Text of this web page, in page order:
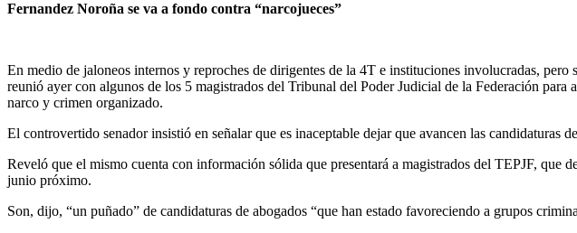
Fernandez Noroña se va a fondo contra “narcojueces”
En medio de jaloneos internos y reproches de dirigentes de la 4T e instituciones involucradas,
reunió ayer con algunos de los 5 magistrados del Tribunal del Poder Judicial de la Federación
narco y crimen organizado.
El controvertido senador insistió en señalar que es inaceptable dejar que avancen las candidaturas
Reveló que el mismo cuenta con información sólida que presentará a magistrados del TEPJF, que
junio próximo.
Son, dijo, “un puñado” de candidaturas de abogados “que han estado favoreciendo a grupos